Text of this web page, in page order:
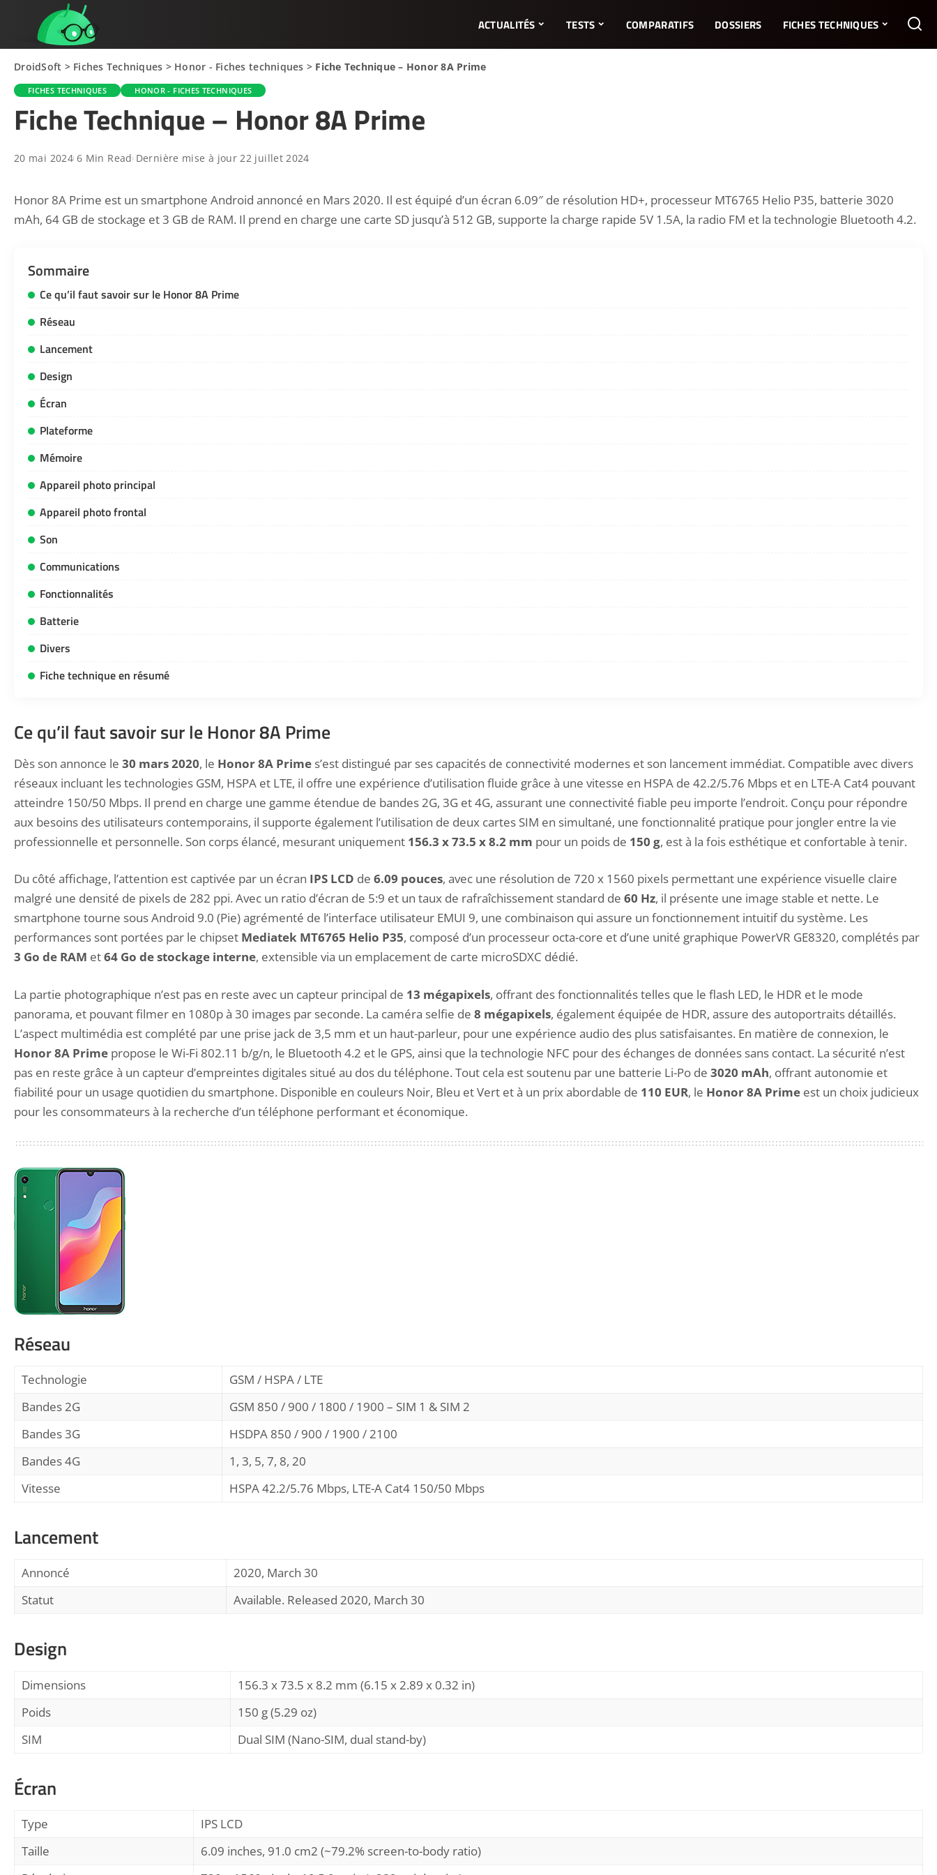
ACTUALITÉS TESTS COMPARATIFS DOSSIERS FICHES TECHNIQUES
DroidSoft > Fiches Techniques > Honor - Fiches techniques > Fiche Technique – Honor 8A Prime
FICHES TECHNIQUES HONOR - FICHES TECHNIQUES
Fiche Technique – Honor 8A Prime
20 mai 2024 6 Min Read Dernière mise à jour 22 juillet 2024
Honor 8A Prime est un smartphone Android annoncé en Mars 2020. Il est équipé d’un écran 6.09″ de résolution HD+, processeur MT6765 Helio P35, batterie 3020
mAh, 64 GB de stockage et 3 GB de RAM. Il prend en charge une carte SD jusqu’à 512 GB, supporte la charge rapide 5V 1.5A, la radio FM et la technologie Bluetooth 4.2.
Sommaire
Ce qu’il faut savoir sur le Honor 8A Prime
Réseau
Lancement
Design
Écran
Plateforme
Mémoire
Appareil photo principal
Appareil photo frontal
Son
Communications
Fonctionnalités
Batterie
Divers
Fiche technique en résumé
Ce qu’il faut savoir sur le Honor 8A Prime
Dès son annonce le 30 mars 2020, le Honor 8A Prime s’est distingué par ses capacités de connectivité modernes et son lancement immédiat. Compatible avec divers
réseaux incluant les technologies GSM, HSPA et LTE, il offre une expérience d’utilisation fluide grâce à une vitesse en HSPA de 42.2/5.76 Mbps et en LTE-A Cat4 pouvant
atteindre 150/50 Mbps. Il prend en charge une gamme étendue de bandes 2G, 3G et 4G, assurant une connectivité fiable peu importe l’endroit. Conçu pour répondre
aux besoins des utilisateurs contemporains, il supporte également l’utilisation de deux cartes SIM en simultané, une fonctionnalité pratique pour jongler entre la vie
professionnelle et personnelle. Son corps élancé, mesurant uniquement 156.3 x 73.5 x 8.2 mm pour un poids de 150 g, est à la fois esthétique et confortable à tenir.
Du côté affichage, l’attention est captivée par un écran IPS LCD de 6.09 pouces, avec une résolution de 720 x 1560 pixels permettant une expérience visuelle claire
malgré une densité de pixels de 282 ppi. Avec un ratio d’écran de 5:9 et un taux de rafraîchissement standard de 60 Hz, il présente une image stable et nette. Le
smartphone tourne sous Android 9.0 (Pie) agrémenté de l’interface utilisateur EMUI 9, une combinaison qui assure un fonctionnement intuitif du système. Les
performances sont portées par le chipset Mediatek MT6765 Helio P35, composé d’un processeur octa-core et d’une unité graphique PowerVR GE8320, complétés par
3 Go de RAM et64 Go de stockage interne, extensible via un emplacement de carte microSDXC dédié.
La partie photographique n’est pas en reste avec un capteur principal de 13 mégapixels, offrant des fonctionnalités telles que le flash LED, le HDR et le mode
panorama, et pouvant filmer en 1080p à 30 images par seconde. La caméra selfie de 8 mégapixels, également équipée de HDR, assure des autoportraits détaillés.
L’aspect multimédia est complété par une prise jack de 3,5 mm et un haut-parleur, pour une expérience audio des plus satisfaisantes. En matière de connexion, le
Honor 8A Prime propose le Wi-Fi 802.11 b/g/n, le Bluetooth 4.2 et le GPS, ainsi que la technologie NFC pour des échanges de données sans contact. La sécurité n’est
pas en reste grâce à un capteur d’empreintes digitales situé au dos du téléphone. Tout cela est soutenu par une batterie Li-Po de 3020 mAh, offrant autonomie et
fiabilité pour un usage quotidien du smartphone. Disponible en couleurs Noir, Bleu et Vert et à un prix abordable de 110 EUR, le Honor 8A Prime est un choix judicieux
pour les consommateurs à la recherche d’un téléphone performant et économique.
Réseau
Technologie
GSM / HSPA / LTE
Bandes 2G
GSM 850 / 900 / 1800 / 1900 – SIM 1 & SIM 2
Bandes 3G
HSDPA 850 / 900 / 1900 / 2100
Bandes 4G
1, 3, 5, 7, 8, 20
Vitesse
HSPA 42.2/5.76 Mbps, LTE-A Cat4 150/50 Mbps
Lancement
Annoncé
2020, March 30
Statut
Available. Released 2020, March 30
Design
Dimensions
156.3 x 73.5 x 8.2 mm (6.15 x 2.89 x 0.32 in)
Poids
150 g (5.29 oz)
SIM
Dual SIM (Nano-SIM, dual stand-by)
Écran
Type
IPS LCD
Taille
6.09 inches, 91.0 cm2 (~79.2% screen-to-body ratio)